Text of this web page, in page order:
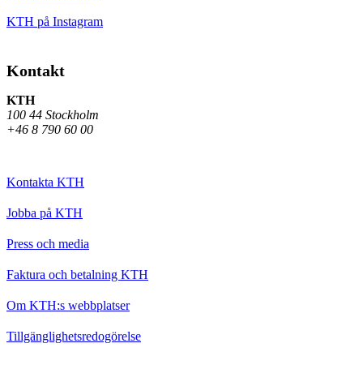
KTH på Instagram
Kontakt
KTH
100 44 Stockholm
+46 8 790 60 00
Kontakta KTH
Jobba på KTH
Press och media
Faktura och betalning KTH
Om KTH:s webbplatser
Tillgänglighetsredogörelse